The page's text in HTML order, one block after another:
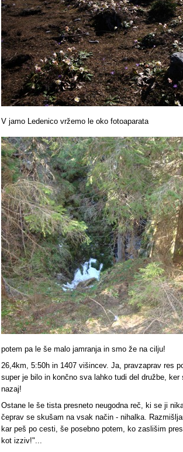
V jamo Ledenico vržemo le oko fotoaparata
potem pa le še malo jamranja in smo že na cilju!
26,4km, 5:50h in 1407 višincev. Ja, pravzaprav res
super je bilo in končno sva lahko tudi del družbe,
nazaj!
Ostane le še tista presneto neugodna reč, ki se ji
čeprav se skušam na vsak način - nihalka.
kar peš po cesti, še posebno potem, ko zaslišim
kot izziv!"...